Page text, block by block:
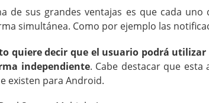
de sus grandes ventajas es que cada
simultánea. Como por ejemplo las
quiere decir que el usuario podrá
independiente. Cabe destacar que
existen para Android.